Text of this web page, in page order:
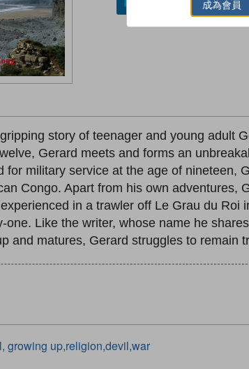
加入／閱讀電子書
story of teenager and young adult
Gerard meets and forms an
for military service at the age of nineteen,
Congo. Apart from his own
in a trawler off Le Grau du
one. Like the writer, whose name he
and matures, Gerard struggles to remain
growing up,religion,devil,war
成為會員